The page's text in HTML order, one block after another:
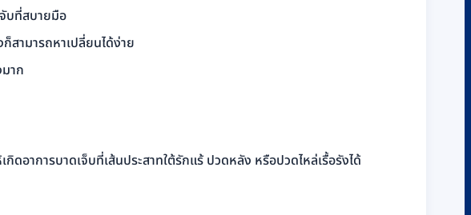
บที่สบายมือ
สามารถหาเปลี่ยนได้ง่าย
าก
ดอาการบาดเจ็บที่เส้นประสาทใต้รักแร้ ปวดหลัง หรือปวดไหล่เรื้อรังได้